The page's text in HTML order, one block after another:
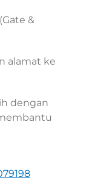
&
alamat ke
dengan